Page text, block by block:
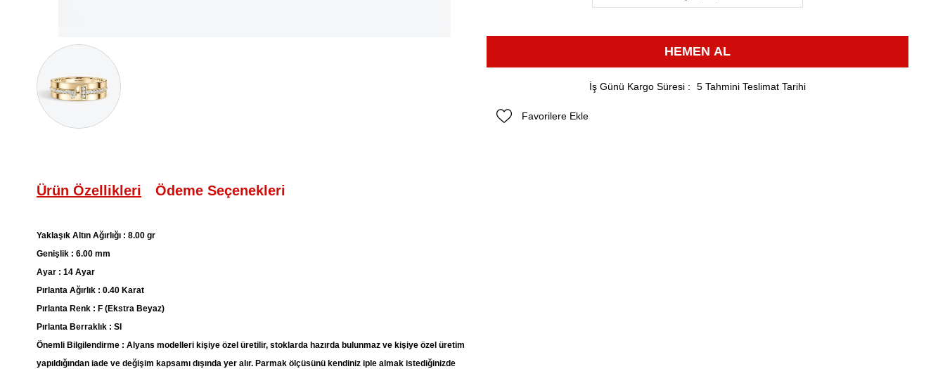
Ürün Özellikleri Ödeme Seçenekleri
Yaklaşık Altın Ağırlığı : 8.00 gr
Genişlik : 6.00 mm
Ayar : 14 Ayar
Pırlanta Ağırlık : 0.40 Karat
Pırlanta Renk : F (Ekstra Beyaz)
Pırlanta Berraklık : SI
Önemli Bilgilendirme : Alyans modelleri kişiye özel üretilir, stoklarda hazırda bulunmaz ve kişiye özel üretim
yapıldığından iade ve değişim kapsamı dışında yer alır. Parmak ölçüsünü kendiniz iple almak istediğinizde
İş Günü Kargo Süresi : 5 Tahmini Teslimat Tarihi
Favorilere Ekle